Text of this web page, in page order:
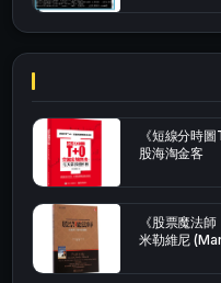
《短線分時
股海淘金客
《股票魔法
米勒維尼